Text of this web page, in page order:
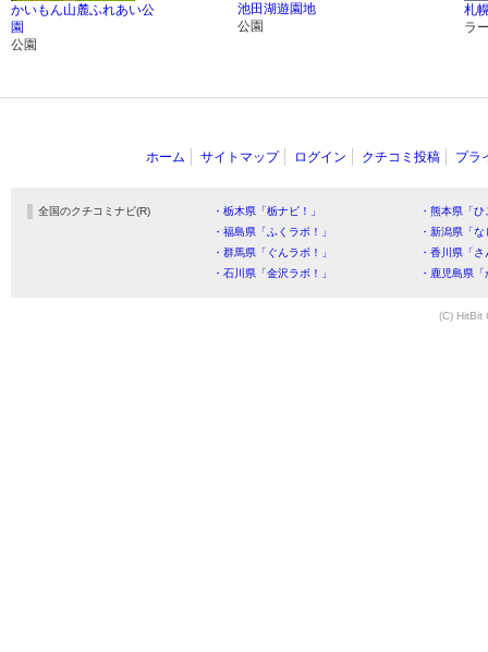
かいもん山麓ふれあい公
園
公園
池田湖遊園地
公園
札
ラ
ホーム サイトマップ ログイン クチコミ投稿 プラ
全国のクチコミナビ(R) ・栃木県「栃ナビ！」
・熊本県「
・福島県「ふくラボ！」
・新潟県「
・群馬県「ぐんラボ！」
・香川県「
・石川県「金沢ラボ！」
・鹿児島県
(C) HitBit